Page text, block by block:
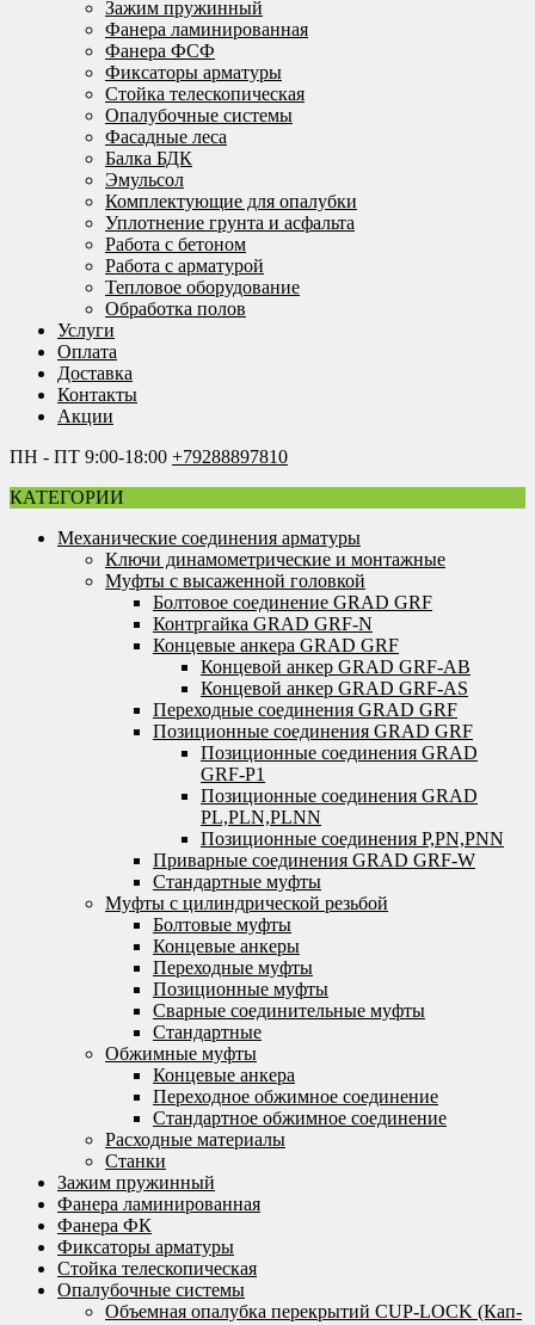
Зажим пружинный
Фанера ламинированная
Фанера ФСФ
Фиксаторы арматуры
Стойка телескопическая
Опалубочные системы
Фасадные леса
Балка БДК
Эмульсол
Комплектующие для опалубки
Уплотнение грунта и асфальта
Работа с бетоном
Работа с арматурой
Тепловое оборудование
Обработка полов
Услуги
Оплата
Доставка
Контакты
Акции
ПН - ПТ 9:00-18:00 +79288897810
КАТЕГОРИИ
Механические соединения арматуры
Ключи динамометрические и монтажные
Муфты с высаженной головкой
Болтовое соединение GRAD GRF
Контргайка GRAD GRF-N
Концевые анкера GRAD GRF
Концевой анкер GRAD GRF-AB
Концевой анкер GRAD GRF-AS
Переходные соединения GRAD GRF
Позиционные соединения GRAD GRF
Позиционные соединения GRAD
GRF-P1
Позиционные соединения GRAD
PL,PLN,PLNN
Позиционные соединения P,PN,PNN
Приварные соединения GRAD GRF-W
Стандартные муфты
Муфты с цилиндрической резьбой
Болтовые муфты
Концевые анкеры
Переходные муфты
Позиционные муфты
Сварные соединительные муфты
Стандартные
Обжимные муфты
Концевые анкера
Переходное обжимное соединение
Стандартное обжимное соединение
Расходные материалы
Станки
Зажим пружинный
Фанера ламинированная
Фанера ФК
Фиксаторы арматуры
Стойка телескопическая
Опалубочные системы
Объемная опалубка перекрытий CUP-LOCK (Кап-